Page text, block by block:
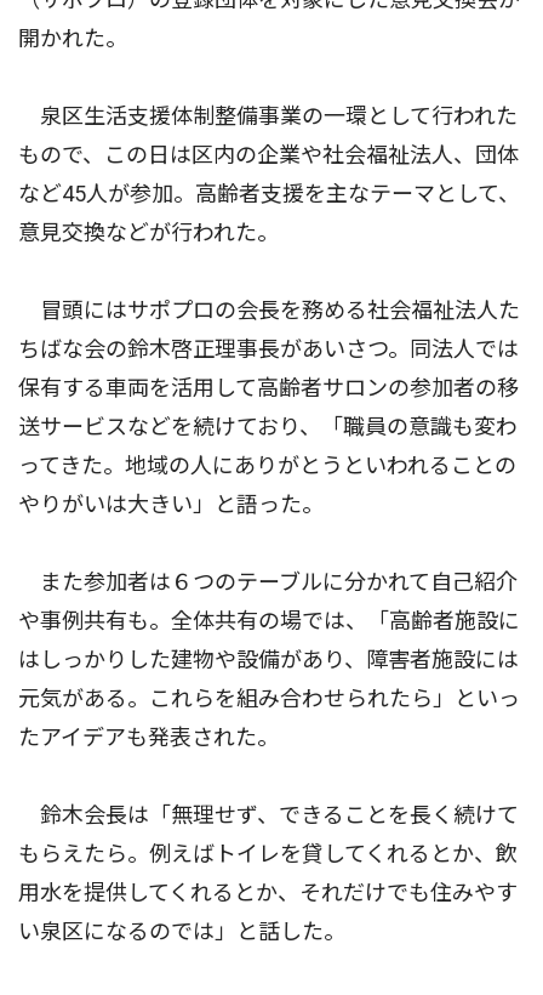
開かれた。
泉区生活支援体制整備事業の一環として行われた
もので、この日は区内の企業や社会福祉法人、団体
など45人が参加。高齢者支援を主なテーマとして、
意見交換などが行われた。
冒頭にはサポプロの会長を務める社会福祉法人た
ちばな会の鈴木啓正理事長があいさつ。同法人では
保有する車両を活用して高齢者サロンの参加者の移
送サービスなどを続けており、「職員の意識も変わ
ってきた。地域の人にありがとうといわれることの
やりがいは大きい」と語った。
また参加者は６つのテーブルに分かれて自己紹介
や事例共有も。全体共有の場では、「高齢者施設に
はしっかりした建物や設備があり、障害者施設には
元気がある。これらを組み合わせられたら」といっ
たアイデアも発表された。
鈴木会長は「無理せず、できることを長く続けて
もらえたら。例えばトイレを貸してくれるとか、飲
用水を提供してくれるとか、それだけでも住みやす
い泉区になるのでは」と話した。